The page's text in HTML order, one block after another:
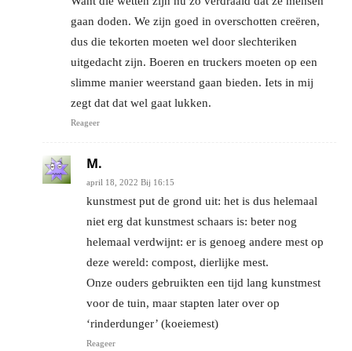
gaan doden. We zijn goed in overschotten creëren,
dus die tekorten moeten wel door slechteriken
uitgedacht zijn. Boeren en truckers moeten op een
slimme manier weerstand gaan bieden. Iets in mij
zegt dat dat wel gaat lukken.
Reageer
M.
april 18, 2022 Bij 16:15
kunstmest put de grond uit: het is dus helemaal
niet erg dat kunstmest schaars is: beter nog
helemaal verdwijnt: er is genoeg andere mest op
deze wereld: compost, dierlijke mest.
Onze ouders gebruikten een tijd lang kunstmest
voor de tuin, maar stapten later over op
‘rinderdunger’ (koeiemest)
Reageer